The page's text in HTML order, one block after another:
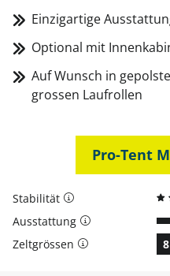
Einzigartige
Optional mit
Auf Wunsch in
grossen Laufrollen
Pro-Tent
Stabilität
Ausstattung
Zeltgrössen
8